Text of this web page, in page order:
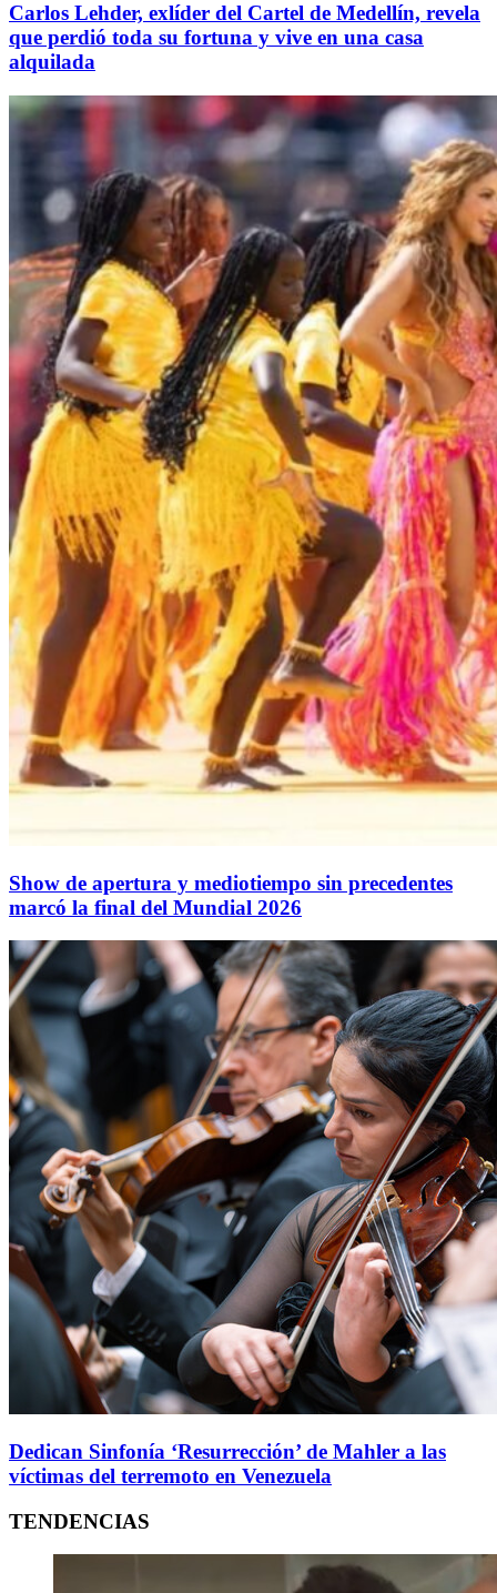
Carlos Lehder, exlíder del Cartel de Medellín, revela
que perdió toda su fortuna y vive en una casa
alquilada
Show de apertura y mediotiempo sin precedentes
marcó la final del Mundial 2026
Dedican Sinfonía ‘Resurrección’ de Mahler a las
víctimas del terremoto en Venezuela
TENDENCIAS